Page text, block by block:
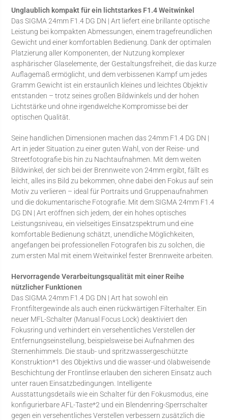
Unglaublich kompakt für ein lichtstarkes F1.4 Weitwinkel
Das SIGMA 24mm F1.4 DG DN | Art liefert eine brillante optische
Leistung bei kompakten Abmessungen, einem tragefreundlichen
Gewicht und einer komfortablen Bedienung. Dank der optimalen
Platzierung aller Komponenten, der Nutzung komplexer
asphärischer Glaselemente, der Gestaltungsfreiheit, die das kurze
Auflagemaß ermöglicht, und dem verbissenen Kampf um jedes
Gramm Gewicht ist ein erstaunlich kleines und leichtes Objektiv
entstanden – trotz seines großen Bildwinkels und der hohen
Lichtstärke und ohne irgendwelche Kompromisse bei der
optischen Qualität.
Seine handlichen Dimensionen machen das 24mm F1.4 DG DN |
Art in jeder Situation zu einer guten Wahl, von der Reise- und
Streetfotografie bis hin zu Nachtaufnahmen. Mit dem weiten
Bildwinkel, der sich bei der Brennweite von 24mm ergibt, fällt es
leicht, alles ins Bild zu bekommen, ohne dabei den Fokus auf sein
Motiv zu verlieren – ideal für Portraits und Gruppenaufnahmen
und die dokumentarische Fotografie. Mit dem SIGMA 24mm F1.4
DG DN | Art eröffnen sich jedem, der ein hohes optisches
Leistungsniveau, ein vielseitiges Einsatzspektrum und eine
komfortable Bedienung schätzt, unendliche Möglichkeiten,
angefangen bei professionellen Fotografen bis zu solchen, die
zum ersten Mal mit einem Weitwinkel fester Brennweite arbeiten.
Hervorragende Verarbeitungsqualität mit einer Reihe
nützlicher Funktionen
Das SIGMA 24mm F1.4 DG DN | Art hat sowohl ein
Frontfiltergewinde als auch einen rückwärtigen Filterhalter. Ein
neuer MFL-Schalter (Manual Focus Lock) deaktiviert den
Fokusring und verhindert ein versehentliches Verstellen der
Entfernungseinstellung, beispielsweise bei Aufnahmen des
Sternenhimmels. Die staub- und spritzwassergeschützte
Konstruktion*1 des Objektivs und die wasser-und ölabweisende
Beschichtung der Frontlinse erlauben den sicheren Einsatz auch
unter rauen Einsatzbedingungen. Intelligente
Ausstattungsdetails wie ein Schalter für den Fokusmodus, eine
konfigurierbare AFL-Taste*2 und ein Blendenring-Sperrschalter
gegen ein versehentliches Verstellen verbessern zusätzlich die